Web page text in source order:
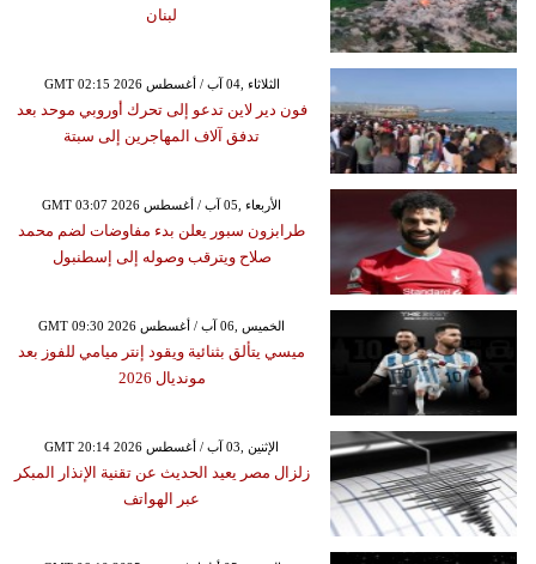
لبنان
GMT 02:15 2026 الثلاثاء ,04 آب / أغسطس
فون دير لاين تدعو إلى تحرك أوروبي موحد بعد
تدفق آلاف المهاجرين إلى سبتة
GMT 03:07 2026 الأربعاء ,05 آب / أغسطس
طرابزون سبور يعلن بدء مفاوضات لضم محمد
صلاح ويترقب وصوله إلى إسطنبول
GMT 09:30 2026 الخميس ,06 آب / أغسطس
ميسي يتألق بثنائية ويقود إنتر ميامي للفوز بعد
مونديال 2026
GMT 20:14 2026 الإثنين ,03 آب / أغسطس
زلزال مصر يعيد الحديث عن تقنية الإنذار المبكر
عبر الهواتف